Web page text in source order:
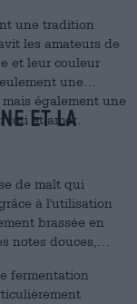
une tradition
les amateurs de
et leur couleur
une
également une
rôti et amer.
et la
de malt qui
à l'utilisation
brassée en
notes douces,
fermentation